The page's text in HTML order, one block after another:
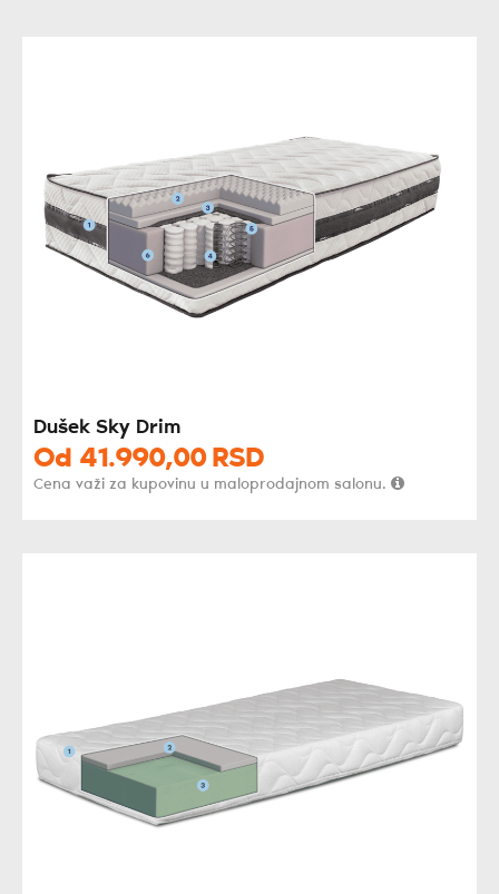
Dušek Sky Drim
Od 41.990,00 RSD
Cena važi za kupovinu u maloprodajnom salonu.